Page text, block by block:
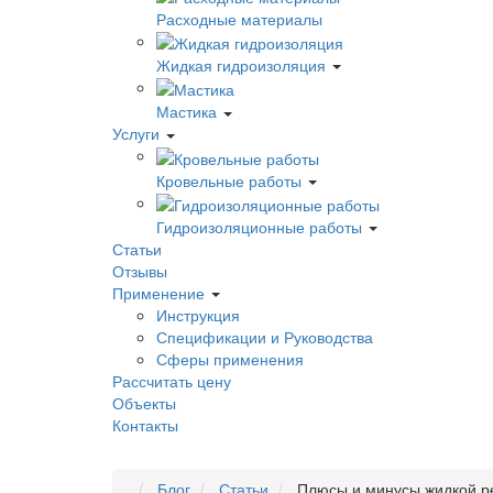
Расходные материалы
Жидкая гидроизоляция
Мастика
Услуги
Кровельные работы
Гидроизоляционные работы
Статьи
Отзывы
Применение
Инструкция
Спецификации и Руководства
Сферы применения
Рассчитать цену
Объекты
Контакты
Блог
Статьи Плюсы и минусы жидкой